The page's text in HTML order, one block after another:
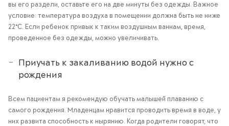
вы его раздели, оставьте его на две минуты без одежды. Важное
условие: температура воздуха в помещении должна быть не ниже
22°С. Если ребенок привык к таким воздушным ваннам, время,
проведенное без одежды, можно увеличивать.
Приучать к закаливанию водой нужно с
рождения
Всем пациентам я рекомендую обучать малышей плаванию с
самого рождения. Младенцам нравится проводить время в воде, у
них развита способность к нырянию. Когда родители говорят, что